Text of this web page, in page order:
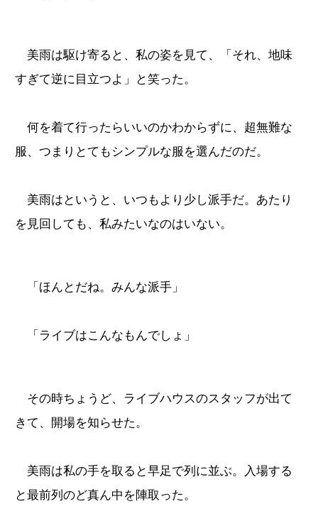
美雨は駆け寄ると、私の姿を見て、「それ、地味
すぎて逆に目立つよ」と笑った。
何を着て行ったらいいのかわからずに、超無難な
服、つまりとてもシンプルな服を選んだのだ。
美雨はというと、いつもより少し派手だ。あたり
を見回しても、私みたいなのはいない。
「ほんとだね。みんな派手」
「ライブはこんなもんでしょ」
その時ちょうど、ライブハウスのスタッフが出て
きて、開場を知らせた。
美雨は私の手を取ると早足で列に並ぶ。入場する
と最前列のど真ん中を陣取った。